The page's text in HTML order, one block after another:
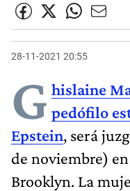
28-11-2021 20:55
G hislaine
pedófilo
Epstein, será
de noviembre)
Brooklyn. La